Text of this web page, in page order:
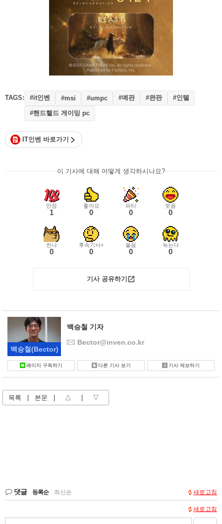
TAGS: #it인벤 #msi #umpc #예판 #완판 #인텔
#핸드헬드 게이밍 pc
IT인벤 바로가기
이 기사에 대해 어떻게 생각하시나요?
만점
1
좋아요
0
파티
0
웃음
0
씬나
0
후속기사+
0
울음
0
녹는다
0
기사 공유하기
백승철(Bector)
백승철 기자
Bector@inven.co.kr
페이지 구독하기 다른 기사 보기 기사 제보하기
목록 | 본문 | △ | ▽
댓글 등록순 최신순 새로고침
새로고침